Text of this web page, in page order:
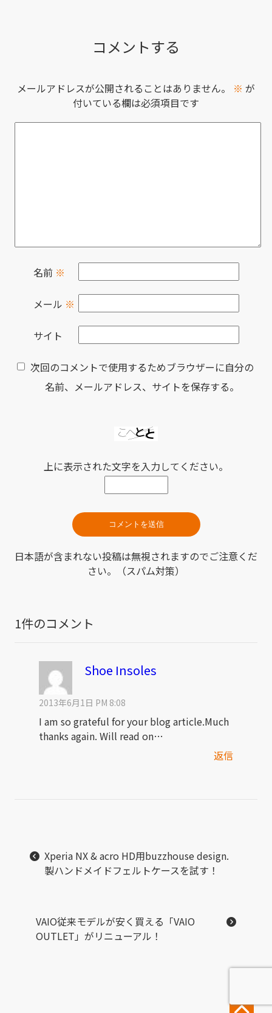
コメントする
メールアドレスが公開されることはありません。 ※ が
付いている欄は必須項目です
名前 ※
メール ※
サイト
次回のコメントで使用するためブラウザーに自分の
名前、メールアドレス、サイトを保存する。
上に表示された文字を入力してください。
日本語が含まれない投稿は無視されますのでご注意くだ
さい。（スパム対策）
1件のコメント
Shoe Insoles
2013年6月1日 PM 8:08
I am so grateful for your blog article.Much
thanks again. Will read on…
返信
Xperia NX & acro HD用buzzhouse design.
製ハンドメイドフェルトケースを試す！
VAIO従来モデルが安く買える「VAIO
OUTLET」がリニューアル！